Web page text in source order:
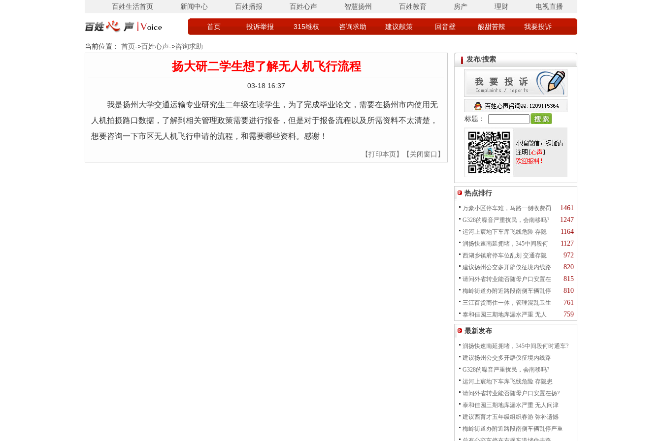
百姓生活首页 新闻中心 百姓播报 百姓心声 智慧扬州 百姓教育 房产 理财 电视直播
首页 投诉举报 315维权 咨询求助 建议献策 回音壁 酸甜苦辣 我要投诉
当前位置： 首页->百姓心声->咨询求助
扬大研二学生想了解无人机飞行流程
03-18 16:37
我是扬州大学交通运输专业研究生二年级在读学生，为了完成毕业论文，需要在扬州市内使用无
人机拍摄路口数据，了解到相关管理政策需要进行报备，但是对于报备流程以及所需资料不太清楚，
想要咨询一下市区无人机飞行申请的流程，和需要哪些资料。感谢！
【打印本页】 【关闭窗口】
发布/搜索
标题：
热点排行
1461
万豪小区停车难，马路一侧收费罚
1247
G328的噪音严重扰民，会南移吗?
1164
运河上宸地下车库飞线危险 存隐
1127
润扬快速南延拥堵，345中间段何
972
西湖乡镇府停车位乱划 交通存隐
820
建议扬州公交多开辟仪征境内线路
815
请问外省转业能否随母户口安置在
810
梅岭街道办附近路段南侧车辆乱停
761
三江百货商住一体，管理混乱卫生
759
泰和佳园三期地库漏水严重 无人
最新发布
润扬快速南延拥堵，345中间段何时通车?
建议扬州公交多开辟仪征境内线路
G328的噪音严重扰民，会南移吗?
运河上宸地下车库飞线危险 存隐患
请问外省转业能否随母户口安置在扬?
泰和佳园三期地库漏水严重 无人问津
建议西育才五年级组织春游 弥补遗憾
梅岭街道办附近路段南侧车辆乱停严重